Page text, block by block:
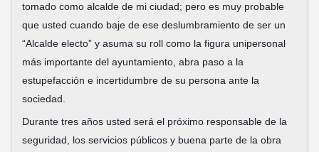
tomado como alcalde de mi ciudad; pero es muy probable
que usted cuando baje de ese deslumbramiento de ser un
“Alcalde electo” y asuma su roll como la figura unipersonal
más importante del ayuntamiento, abra paso a la
estupefacción e incertidumbre de su persona ante la
sociedad.
Durante tres años usted será el próximo responsable de la
seguridad, los servicios públicos y buena parte de la obra